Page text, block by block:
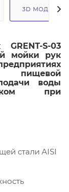
3D МОДЕЛЬ
S-03
мойки рук
воды
при
стали AISI